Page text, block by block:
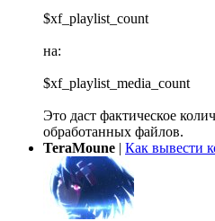
$xf_playlist_count
на:
$xf_playlist_media_count
Это даст фактическое
обработанных файлов.
TeraMoune | Как вывести